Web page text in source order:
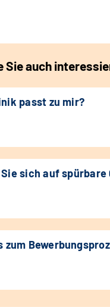
Sie auch
passt zu mir?
sich auf spürbare
zum